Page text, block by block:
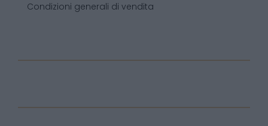
Condizioni generali di vendita